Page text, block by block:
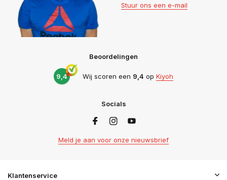
Stuur ons een e-mail
Beoordelingen
9,4 Wij scoren een 9,4 op Kiyoh
Socials
Meld je aan voor onze nieuwsbrief
Klantenservice